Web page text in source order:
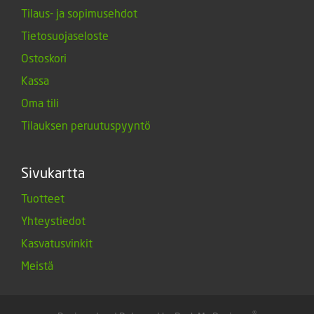
Tilaus- ja sopimusehdot
Tietosuojaseloste
Ostoskori
Kassa
Oma tili
Tilauksen peruutuspyyntö
Sivukartta
Tuotteet
Yhteystiedot
Kasvatusvinkit
Meistä